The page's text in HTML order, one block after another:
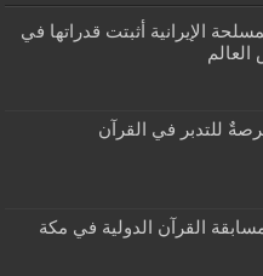
الإيرانية أثبتت قدراتها في
للتدبر في القرآن